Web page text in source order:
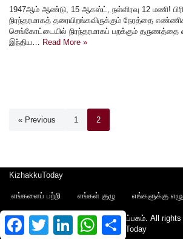
1947ஆம் ஆண்டு, 15 ஆகஸ்ட், நள்ளிரவு 12 மணி!
நிரந்தரமாகத் தரையிறங்கவிருக்கும் நேரத்தை
செங்கோட்டையில் நிரந்தரமாகப் பறக்கும் தருணத்தை
இந்திய… Read More »
« Previous 1 2
KizhakkuToday
எங்களைப் பற்றி எங்கள் குழு எங்களுக்கு
Copyright © 2022 - கிழக்கு பதிப்பகம். All rights
Today
FacebookTwitter LinkedInWhatsAppShare